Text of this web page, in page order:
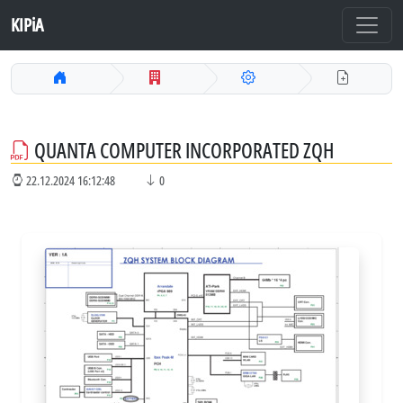
KIPiA
QUANTA COMPUTER INCORPORATED ZQH
22.12.2024 16:12:48 0